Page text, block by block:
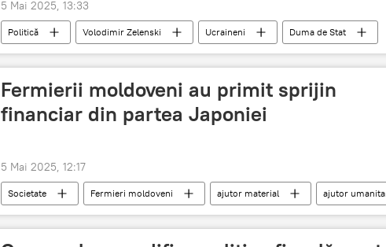
5 Mai 2025, 13:33
Politică Volodimir Zelenski Ucraineni Duma de Stat
Fermierii moldoveni au primit sprijin
financiar din partea Japoniei
5 Mai 2025, 12:17
Societate Fermieri moldoveni ajutor material ajutor